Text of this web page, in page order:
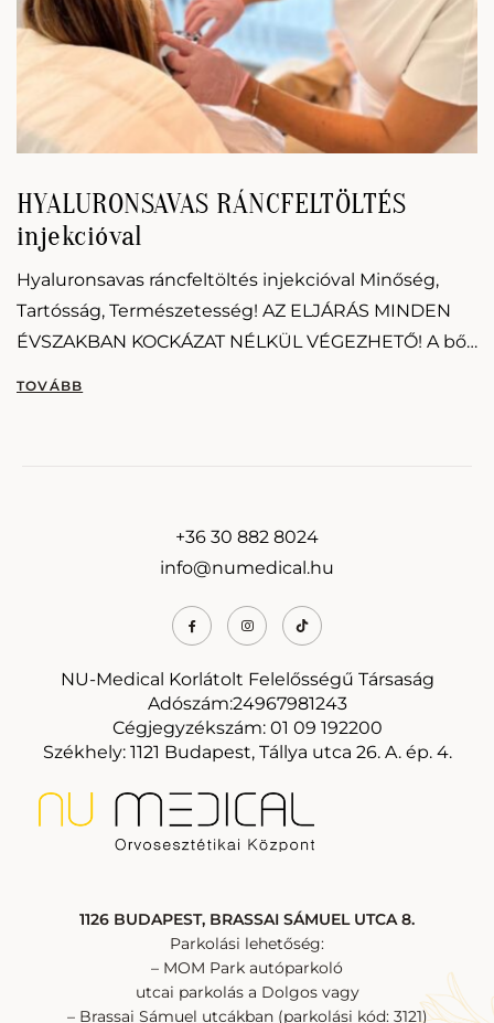
HYALURONSAVAS RÁNCFELTÖLTÉS
injekcióval
Hyaluronsavas ráncfeltöltés injekcióval Minőség,
Tartósság, Természetesség! AZ ELJÁRÁS MINDEN
ÉVSZAKBAN KOCKÁZAT NÉLKÜL VÉGEZHETŐ! A bőr
1126 BUDAPEST, BRASSAI SÁMUEL UTCA 8.
Parkolási lehetőség:
– MOM Park autóparkoló
utcai parkolás a Dolgos vagy
– Brassai Sámuel utcákban (parkolási kód: 3121)
+36 30 882 8024
info@numedical.hu
NU-Medical Korlátolt Felelősségű Társaság
Adószám:24967981243
Cégjegyzékszám: 01 09 192200
Székhely: 1121 Budapest, Tállya utca 26. A. ép. 4.